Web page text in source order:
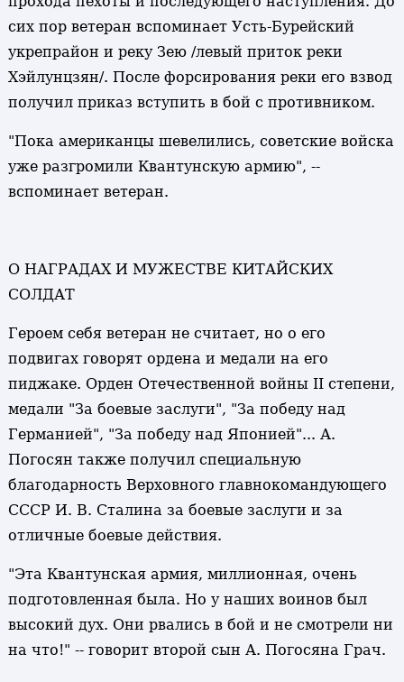
сих пор ветеран вспоминает Усть-Бурейский
укрепрайон и реку Зею /левый приток реки
Хэйлунцзян/. После форсирования реки его взвод
получил приказ вступить в бой с противником.
"Пока американцы шевелились, советские войска
уже разгромили Квантунскую армию", --
вспоминает ветеран.
О НАГРАДАХ И МУЖЕСТВЕ КИТАЙСКИХ
СОЛДАТ
Героем себя ветеран не считает, но о его
подвигах говорят ордена и медали на его
пиджаке. Орден Отечественной войны II степени,
медали "За боевые заслуги", "За победу над
Германией", "За победу над Японией"... А.
Погосян также получил специальную
благодарность Верховного главнокомандующего
СССР И. В. Сталина за боевые заслуги и за
отличные боевые действия.
"Эта Квантунская армия, миллионная, очень
подготовленная была. Но у наших воинов был
высокий дух. Они рвались в бой и не смотрели ни
на что!" -- говорит второй сын А. Погосяна Грач.